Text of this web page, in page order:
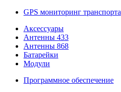
GPS мониторинг транспорта
Аксессуары
Антенны 433
Антенны 868
Батарейки
Модули
Программное обеспечение